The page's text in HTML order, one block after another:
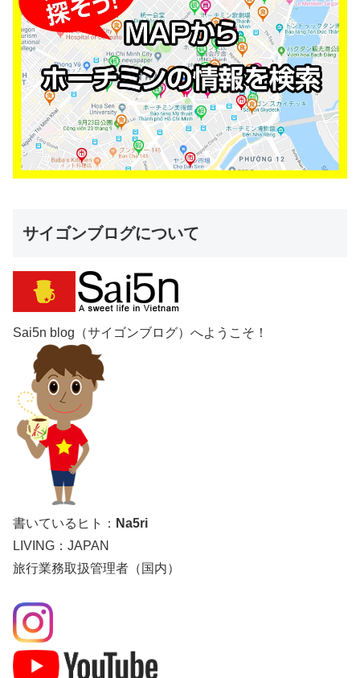
サイゴンブログについて
Sai5n blog（サイゴンブログ）へようこそ！
書いているヒト： Na5ri
LIVING：JAPAN
旅行業務取扱管理者（国内）